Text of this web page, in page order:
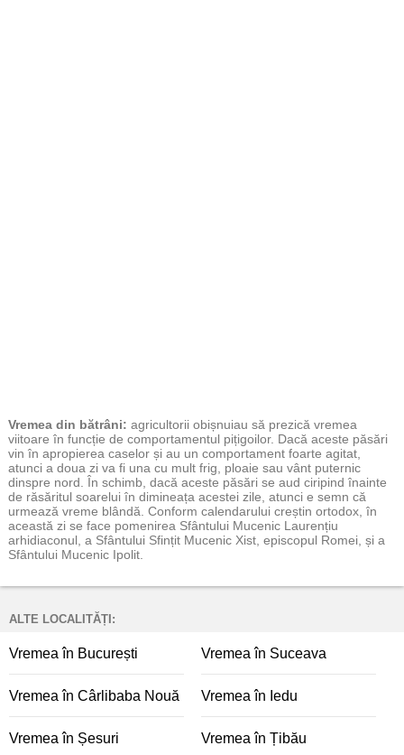
Vremea din bătrâni: agricultorii obișnuiau să prezică vremea
viitoare în funcție de comportamentul pițigoilor. Dacă aceste păsări
vin în apropierea caselor și au un comportament foarte agitat,
atunci a doua zi va fi una cu mult frig, ploaie sau vânt puternic
dinspre nord. În schimb, dacă aceste păsări se aud ciripind înainte
de răsăritul soarelui în dimineața acestei zile, atunci e semn că
urmează vreme blândă. Conform calendarului creștin ortodox, în
această zi se face pomenirea Sfântului Mucenic Laurențiu
arhidiaconul, a Sfântului Sfințit Mucenic Xist, episcopul Romei, și a
Sfântului Mucenic Ipolit.
ALTE LOCALITĂȚI:
Vremea în București Vremea în Suceava
Vremea în Cârlibaba Nouă Vremea în Iedu
Vremea în Șesuri Vremea în Țibău